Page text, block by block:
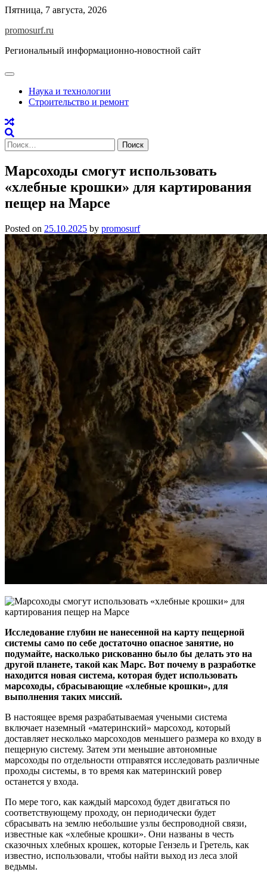
Skip
content
Пятница, 7 августа, 2026
promosurf.ru
Региональный информационно-новостной сайт
Наука и технологии
Строительство и ремонт
Найти:
Марсоходы смогут использовать
«хлебные крошки» для картирования
пещер на Марсе
Posted on 25.10.2025 by promosurf
Исследование глубин не нанесенной на карту пещерной
системы само по себе достаточно опасное занятие, но
подумайте, насколько рискованно было бы делать это на
другой планете, такой как Марс. Вот почему в разработке
находится новая система, которая будет использовать
марсоходы, сбрасывающие «хлебные крошки», для
выполнения таких миссий.
В настоящее время разрабатываемая учеными система
включает наземный «материнский» марсоход, который
доставляет несколько марсоходов меньшего размера ко входу в
пещерную систему. Затем эти меньшие автономные
марсоходы по отдельности отправятся исследовать различные
проходы системы, в то время как материнский ровер
останется у входа.
По мере того, как каждый марсоход будет двигаться по
соответствующему проходу, он периодически будет
сбрасывать на землю небольшие узлы беспроводной связи,
известные как «хлебные крошки». Они названы в честь
сказочных хлебных крошек, которые Гензель и Гретель, как
известно, использовали, чтобы найти выход из леса злой
ведьмы.